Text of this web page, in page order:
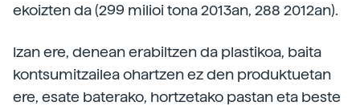
ekoizten da (299 milioi tona 2013an, 288 2012an).
Izan ere, denean erabiltzen da plastikoa, baita
kontsumitzailea ohartzen ez den produktuetan
ere, esate baterako, hortzetako pastan eta beste